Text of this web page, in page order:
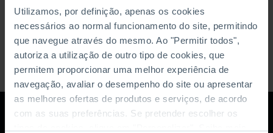
Utilizamos, por definição, apenas os cookies
necessários ao normal funcionamento do site, permitindo
que navegue através do mesmo. Ao "Permitir todos",
autoriza a utilização de outro tipo de cookies, que
permitem proporcionar uma melhor experiência de
navegação, avaliar o desempenho do site ou apresentar
as melhores ofertas de produtos e serviços, de acordo
com as suas preferências. Se pretender escolher os